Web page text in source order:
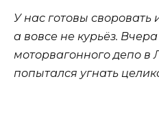
У нас готовы своровать
а вовсе не курьёз.
моторвагонного депо в
попытался угнать